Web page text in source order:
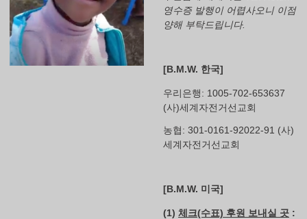
영수증 발행이 어렵사오니 이점
양해 부탁드립니다.
[B.M.W. 한국]
우리은행: 1005-702-653637
(사)세계자전거선교회
농협: 301-0161-92022-91 (사)
세계자전거선교회
[B.M.W. 미국]
(1) 체크(수표) 후원 보내실 곳 :